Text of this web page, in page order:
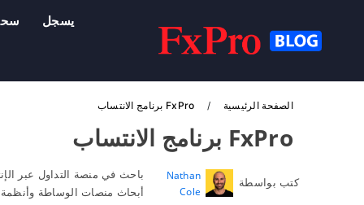
يسجل
الصفحة الرئيسية FxPro برنامج الانتساب
FxPro برنامج الانتساب
كتب بواسطة
Nathan
Cole
باحث في منصة التداول عبر
أبحاث منصات الوساطة